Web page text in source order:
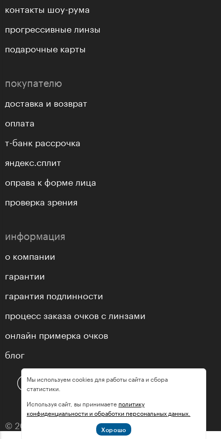
контакты шоу-рума
прогрессивные линзы
подарочные карты
покупателю
доставка и возврат
оплата
т-банк рассрочка
яндекс.сплит
оправа к форме лица
проверка зрения
информация
о компании
гарантии
гарантия подлинности
процесс заказа очков с линзами
онлайн примерка очков
блог
© 2013—2026 оптика «МастерГлассес»
Мы используем cookies для работы сайта и сбора
статистики.
Используя сайт, вы принимаете политику
конфиденциальности и обработки персональных данных.
Хорошо